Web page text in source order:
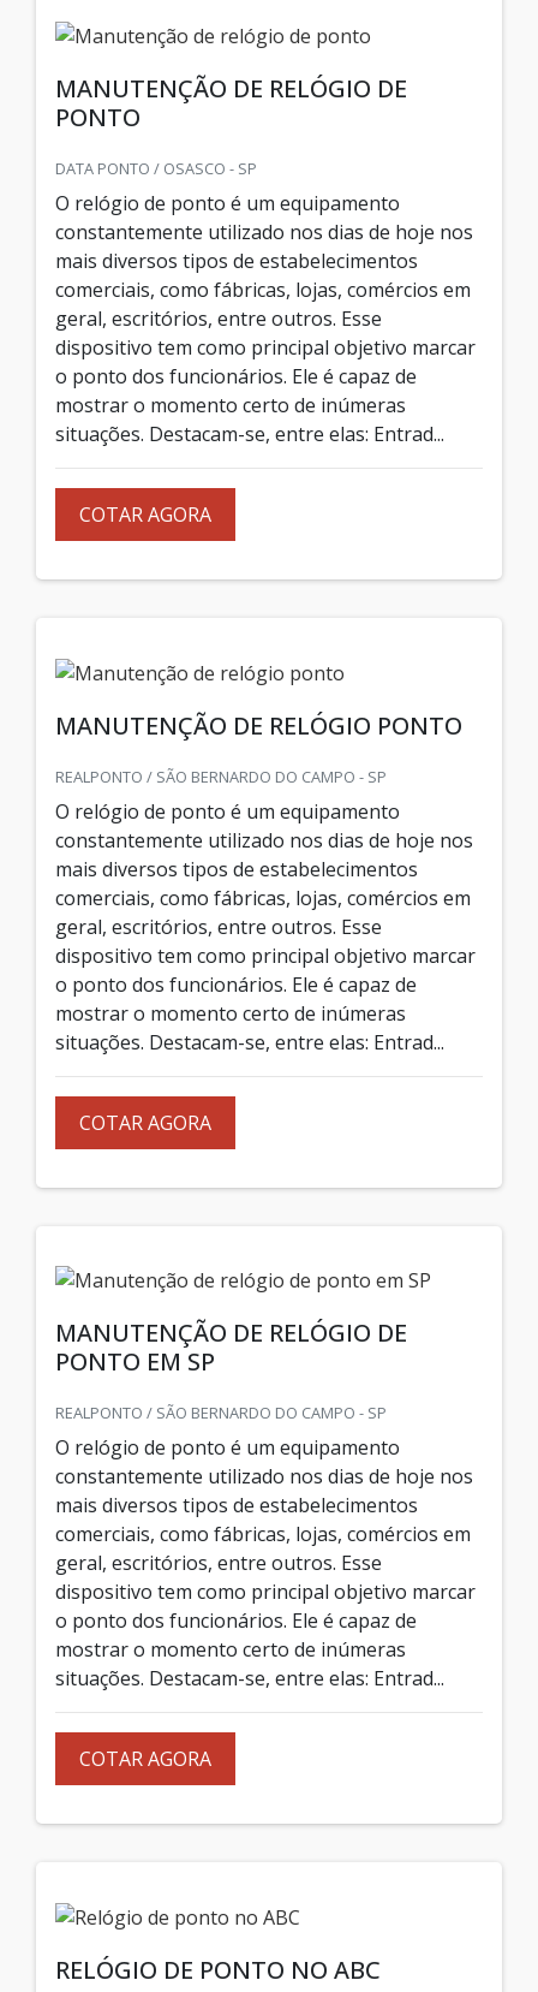
MANUTENÇÃO DE RELÓGIO DE
PONTO
DATA PONTO / OSASCO - SP
O relógio de ponto é um equipamento
constantemente utilizado nos dias de hoje nos
mais diversos tipos de estabelecimentos
comerciais, como fábricas, lojas, comércios em
geral, escritórios, entre outros. Esse
dispositivo tem como principal objetivo marcar
o ponto dos funcionários. Ele é capaz de
mostrar o momento certo de inúmeras
situações. Destacam-se, entre elas: Entrad...
COTAR AGORA
MANUTENÇÃO DE RELÓGIO PONTO
REALPONTO / SÃO BERNARDO DO CAMPO - SP
O relógio de ponto é um equipamento
constantemente utilizado nos dias de hoje nos
mais diversos tipos de estabelecimentos
comerciais, como fábricas, lojas, comércios em
geral, escritórios, entre outros. Esse
dispositivo tem como principal objetivo marcar
o ponto dos funcionários. Ele é capaz de
mostrar o momento certo de inúmeras
situações. Destacam-se, entre elas: Entrad...
COTAR AGORA
MANUTENÇÃO DE RELÓGIO DE
PONTO EM SP
REALPONTO / SÃO BERNARDO DO CAMPO - SP
O relógio de ponto é um equipamento
constantemente utilizado nos dias de hoje nos
mais diversos tipos de estabelecimentos
comerciais, como fábricas, lojas, comércios em
geral, escritórios, entre outros. Esse
dispositivo tem como principal objetivo marcar
o ponto dos funcionários. Ele é capaz de
mostrar o momento certo de inúmeras
situações. Destacam-se, entre elas: Entrad...
COTAR AGORA
RELÓGIO DE PONTO NO ABC